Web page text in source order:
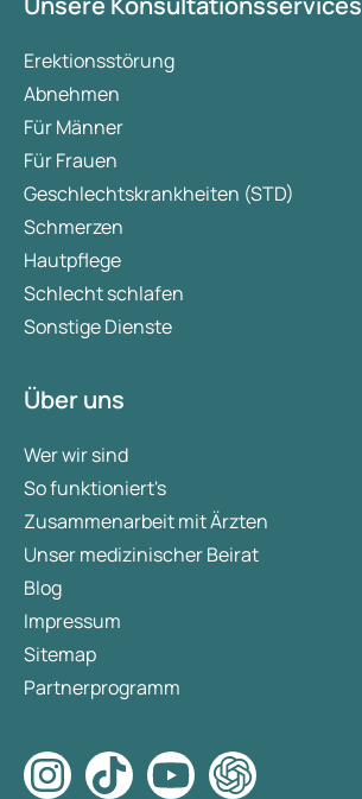
Erektionsstörung
Abnehmen
Für Männer
Für Frauen
Geschlechtskrankheiten (STD)
Schmerzen
Hautpflege
Schlecht schlafen
Sonstige Dienste
Über uns
Wer wir sind
So funktioniert's
Zusammenarbeit mit Ärzten
Unser medizinischer Beirat
Blog
Impressum
Sitemap
Partnerprogramm